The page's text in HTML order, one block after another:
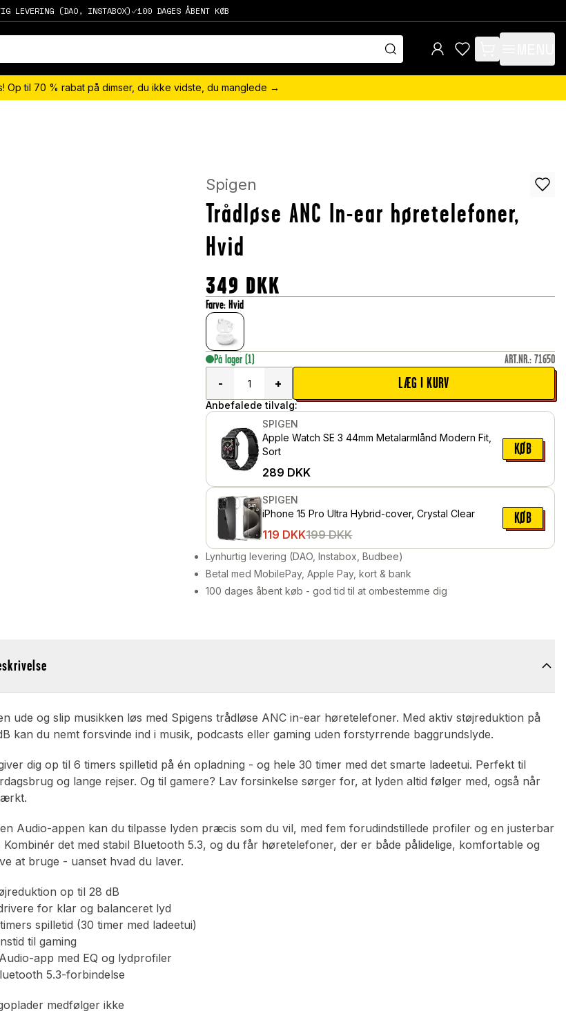
LEVERING (DAO, INSTABOX) 100 DAGES ÅBENT KØB
items in cart, view
Op til 70 % rabat på dimser, du ikke vidste, du manglede →
Spigen
Trådløse ANC In-ear høretelefoner,
Hvid
349 DKK
Farve:Hvid
På lager (1) ART.NR.: 71650
-
+ LÆG I KURV
Anbefalede tilvalg:
SPIGEN
Apple Watch SE 3 44mm Metalarmlånd Modern Fit,
Sort
289 DKK
KØB
SPIGEN
iPhone 15 Pro Ultra Hybrid-cover, Crystal Clear
119 DKK199 DKK
KØB
Lynhurtig levering (DAO, Instabox, Budbee)
Betal med MobilePay, Apple Pay, kort & bank
100 dages åbent køb - god tid til at ombestemme dig
ude og slip musikken løs med Spigens trådløse ANC in-ear høretelefoner. Med aktiv støjreduktion på
kan du nemt forsvinde ind i musik, podcasts eller gaming uden forstyrrende baggrundslyde.
dig op til 6 timers spilletid på én opladning - og hele 30 timer med det smarte ladeetui. Perfekt til
og lange rejser. Og til gamere? Lav forsinkelse sørger for, at lyden altid følger med, også når
Audio-appen kan du tilpasse lyden præcis som du vil, med fem forudindstillede profiler og en justerbar
Kombinér det med stabil Bluetooth 5.3, og du får høretelefoner, der er både pålidelige, komfortable og
at bruge - uanset hvad du laver.
op til 28 dB
for klar og balanceret lyd
spilletid (30 timer med ladeetui)
til gaming
app med EQ og lydprofiler
5.3-forbindelse
medfølger ikke